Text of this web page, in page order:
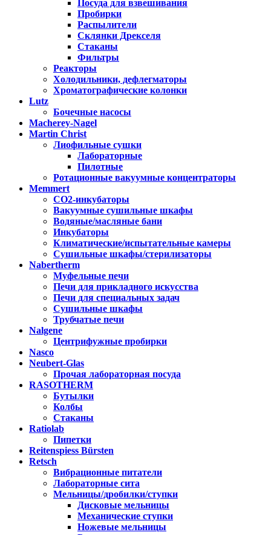
Посуда для взвешивания
Пробирки
Распылители
Склянки Дрекселя
Стаканы
Фильтры
Реакторы
Холодильники, дефлегматоры
Хроматографические колонки
Lutz
Бочечные насосы
Macherey-Nagel
Martin Christ
Лиофильные сушки
Лабораторные
Пилотные
Ротационные вакуумные концентраторы
Memmert
CO2-инкубаторы
Вакуумные сушильные шкафы
Водяные/масляные бани
Инкубаторы
Климатические/испытательные камеры
Сушильные шкафы/стерилизаторы
Nabertherm
Муфельные печи
Печи для прикладного искусства
Печи для специальных задач
Сушильные шкафы
Трубчатые печи
Nalgene
Центрифужные пробирки
Nasco
Neubert-Glas
Прочая лабораторная посуда
RASOTHERM
Бутылки
Колбы
Стаканы
Ratiolab
Пипетки
Reitenspiess Bürsten
Retsch
Вибрационные питатели
Лабораторные сита
Мельницы/дробилки/ступки
Дисковые мельницы
Механические ступки
Ножевые мельницы